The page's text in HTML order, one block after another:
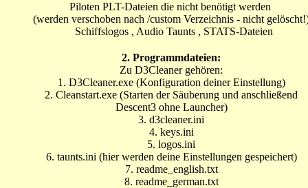
Piloten PLT-Dateien die nicht benötigt werden
(werden verschoben nach /custom Verzeichnis - nicht
Schiffslogos , Audio Taunts , STATS-Dateien
2. Programmdateien:
Zu D3Cleaner gehören:
1. D3Cleaner.exe (Konfiguration deiner Einstellung)
2. Cleanstart.exe (Starten der Säuberung und anschließend
Descent3 ohne Launcher)
3. d3cleaner.ini
4. keys.ini
5. logos.ini
6. taunts.ini (hier werden deine Einstellungen gespeichert)
7. readme_english.txt
8. readme_german.txt